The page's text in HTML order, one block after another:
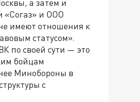
а затем и
«Согаз» и ООО
имеют отношения к
статусом».
по своей сути — это
бойцам
Минобороны в
с